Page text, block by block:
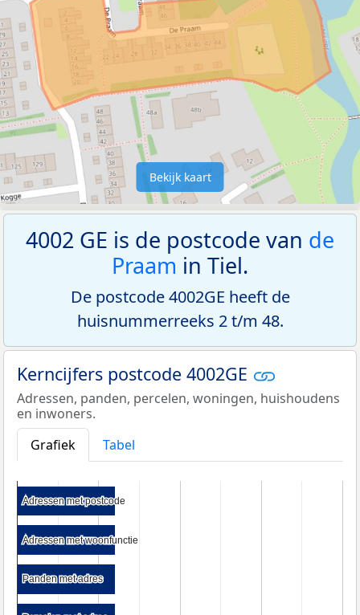
Bekijk kaart
4002 GE is de postcode van de
Praam in Tiel.
De postcode 4002GE heeft de
huisnummerreeks 2 t/m 48.
Kerncijfers postcode 4002GE
Adressen, panden, percelen, woningen, huishoudens
en inwoners.
Grafiek
Tabel
Adressen met postcode
Adressen met postcode
Adressen met woonfunctie
Adressen met woonfunctie
Panden met adres
Panden met adres